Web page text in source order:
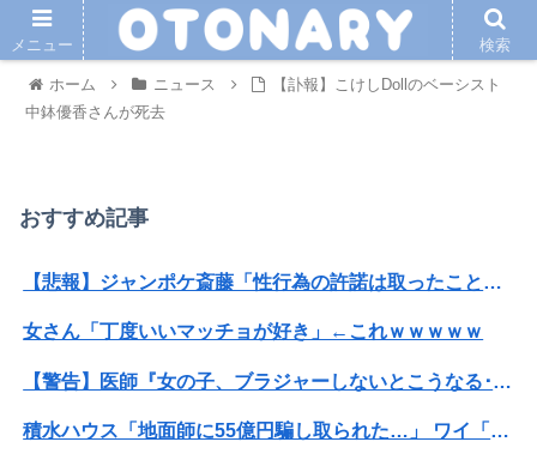
ホーム ニュース
【訃報】こけしDollのベーシスト
中鉢優香さんが死去
おすすめ記事
【悲報】ジャンポケ斎藤「性行為の許諾は取ったことありません」
女さん「丁度いいマッチョが好き」←これｗｗｗｗｗ
【警告】医師『女の子、ブラジャーしないとこうなる････』⇒！！！
積水ハウス「地面師に55億円騙し取られた…」 ワイ「はえーかわいそう…会社滅茶苦茶やろなぁ」
メニュー 検索